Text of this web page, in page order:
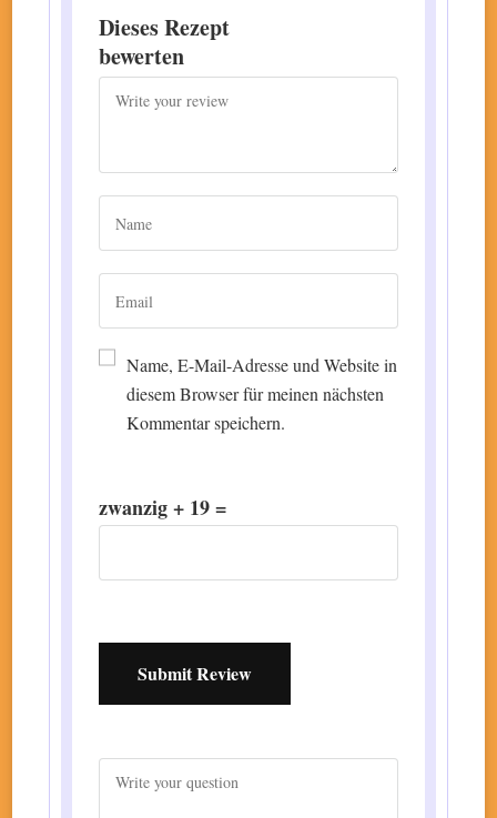
Dieses Rezept
bewerten
Name, E-Mail-Adresse und Website in
diesem Browser für meinen nächsten
Kommentar speichern.
zwanzig + 19 =